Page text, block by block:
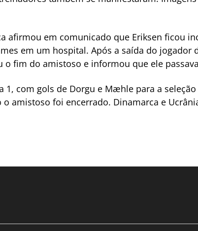
afirmou em comunicado que Eriksen ficou
em um hospital. Após a saída do jogador
o fim do amistoso e informou que ele
1, com gols de Dorgu e Mæhle para a
amistoso foi encerrado. Dinamarca e